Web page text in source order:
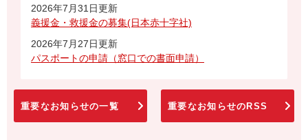
2026年7月31日更新
義援金・救援金の募集(日本赤十字社)
2026年7月27日更新
パスポートの申請（窓口での書面申請）
重要なお知らせの一覧 重要なお知らせのRSS